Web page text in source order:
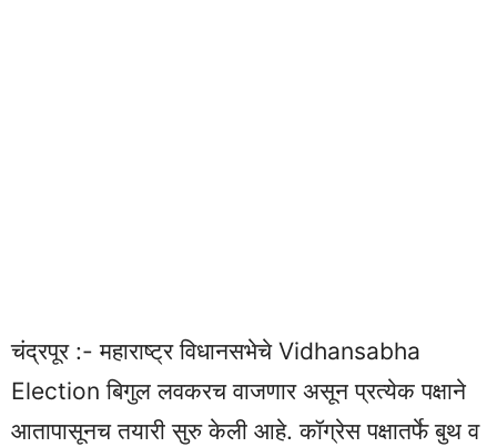
चंद्रपूर :- महाराष्ट्र विधानसभेचे Vidhansabha
Election बिगुल लवकरच वाजणार असून प्रत्येक पक्षाने
आतापासूनच तयारी सुरु केली आहे. कॉग्रेस पक्षातर्फे बुथ व